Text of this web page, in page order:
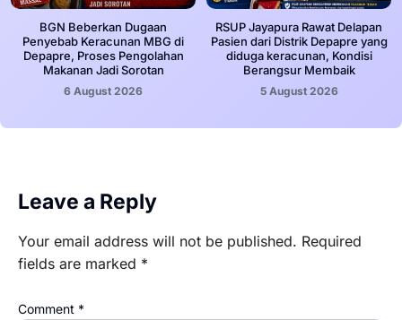
BGN Beberkan Dugaan
Penyebab Keracunan MBG di
Depapre, Proses Pengolahan
Makanan Jadi Sorotan
6 August 2026
RSUP Jayapura Rawat Delapan
Pasien dari Distrik Depapre yang
diduga keracunan, Kondisi
Berangsur Membaik
5 August 2026
Leave a Reply
Your email address will not be published. Required
fields are marked *
Comment *